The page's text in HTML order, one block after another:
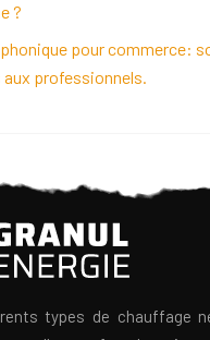
?
pour commerce:
professionnels.
types de chauffage